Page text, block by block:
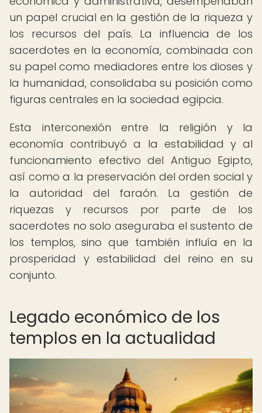
un papel crucial en la gestión de la riqueza y
los recursos del país. La influencia de los
sacerdotes en la economía, combinada con
su papel como mediadores entre los dioses y
la humanidad, consolidaba su posición como
figuras centrales en la sociedad egipcia.
Esta interconexión entre la religión y la
economía contribuyó a la estabilidad y al
funcionamiento efectivo del Antiguo Egipto,
así como a la preservación del orden social y
la autoridad del faraón. La gestión de
riquezas y recursos por parte de los
sacerdotes no solo aseguraba el sustento de
los templos, sino que también influía en la
prosperidad y estabilidad del reino en su
conjunto.
Legado económico de los
templos en la actualidad